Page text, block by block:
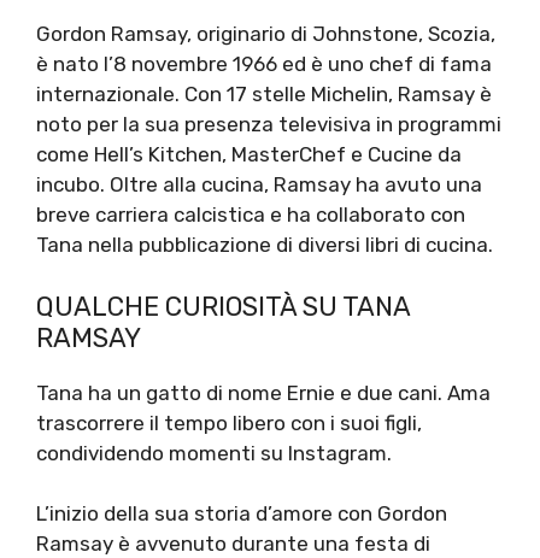
Gordon Ramsay, originario di Johnstone, Scozia,
è nato l’8 novembre 1966 ed è uno chef di fama
internazionale. Con 17 stelle Michelin, Ramsay è
noto per la sua presenza televisiva in programmi
come Hell’s Kitchen, MasterChef e Cucine da
incubo. Oltre alla cucina, Ramsay ha avuto una
breve carriera calcistica e ha collaborato con
Tana nella pubblicazione di diversi libri di cucina.
QUALCHE CURIOSITÀ SU TANA
RAMSAY
Tana ha un gatto di nome Ernie e due cani. Ama
trascorrere il tempo libero con i suoi figli,
condividendo momenti su Instagram.
L’inizio della sua storia d’amore con Gordon
Ramsay è avvenuto durante una festa di